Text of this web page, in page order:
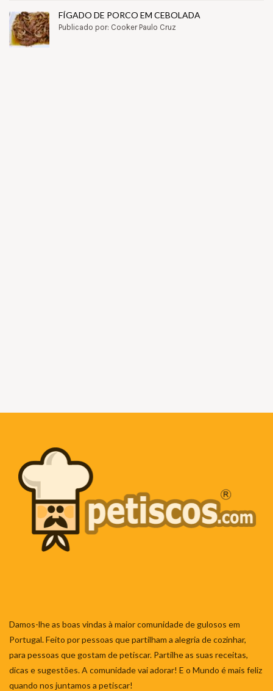
FÍGADO DE PORCO EM CEBOLADA
Publicado por: Cooker Paulo Cruz
Damos-lhe as boas vindas à maior comunidade de gulosos em
Portugal. Feito por pessoas que partilham a alegria de cozinhar,
para pessoas que gostam de petiscar. Partilhe as suas receitas,
dicas e sugestões. A comunidade vai adorar! E o Mundo é mais feliz
quando nos juntamos a petiscar!